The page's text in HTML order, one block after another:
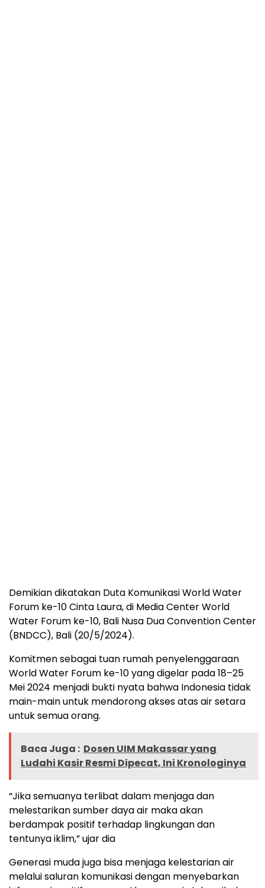
Demikian dikatakan Duta Komunikasi World Water
Forum ke-10 Cinta Laura, di Media Center World
Water Forum ke-10, Bali Nusa Dua Convention Center
(BNDCC), Bali (20/5/2024).
Komitmen sebagai tuan rumah penyelenggaraan
World Water Forum ke-10 yang digelar pada 18–25
Mei 2024 menjadi bukti nyata bahwa Indonesia tidak
main-main untuk mendorong akses atas air setara
untuk semua orang.
Baca Juga : Dosen UIM Makassar yang
Ludahi Kasir Resmi Dipecat, Ini Kronologinya
“Jika semuanya terlibat dalam menjaga dan
melestarikan sumber daya air maka akan
berdampak positif terhadap lingkungan dan
tentunya iklim,” ujar dia
Generasi muda juga bisa menjaga kelestarian air
melalui saluran komunikasi dengan menyebarkan